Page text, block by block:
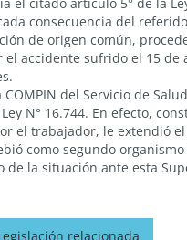
consecuencia del
de origen común,
el accidente sufrido el 15
del Servicio de
N° 16.744. En efecto,
el trabajador, le extendió
como segundo
la situación ante esta
relacionada